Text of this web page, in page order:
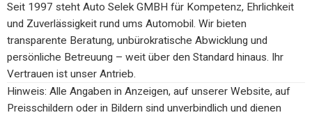
Seit 1997 steht Auto Selek GMBH für Kompetenz, Ehrlichkeit
und Zuverlässigkeit rund ums Automobil. Wir bieten
transparente Beratung, unbürokratische Abwicklung und
persönliche Betreuung – weit über den Standard hinaus. Ihr
Vertrauen ist unser Antrieb.
Hinweis: Alle Angaben in Anzeigen, auf unserer Website, auf
Preisschildern oder in Bildern sind unverbindlich und dienen